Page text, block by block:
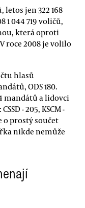
letos jen 322 168
1 044 719 voličů,
která oproti
roce 2008 je volilo
hlasů
ODS 180.
mandátů a lidovci
- 205, KSCM -
o prostý součet
nikde nemůže